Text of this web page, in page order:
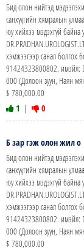
Бид олон нийтэд
санхүүгийн хямралын
юу хийхээ мэдэхгүй
хэмжээгээр санал болгох
91424323800802. имэйл:
000 (Долоон зуун, Наян
$ 780,000.00
1 | 0
Б зар гэж олон жил о
Бид олон нийтэд
санхүүгийн хямралын
юу хийхээ мэдэхгүй
хэмжээгээр санал болгох
91424323800802. имэйл:
000 (Долоон зуун, Наян
$ 780,000.00